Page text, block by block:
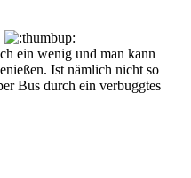
ein wenig und man kann
Ist nämlich nicht so
Bus durch ein verbuggtes